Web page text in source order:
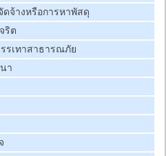
จ้างหรือการหาพัสดุ
ริต
รเทาสาธารณภัย
า